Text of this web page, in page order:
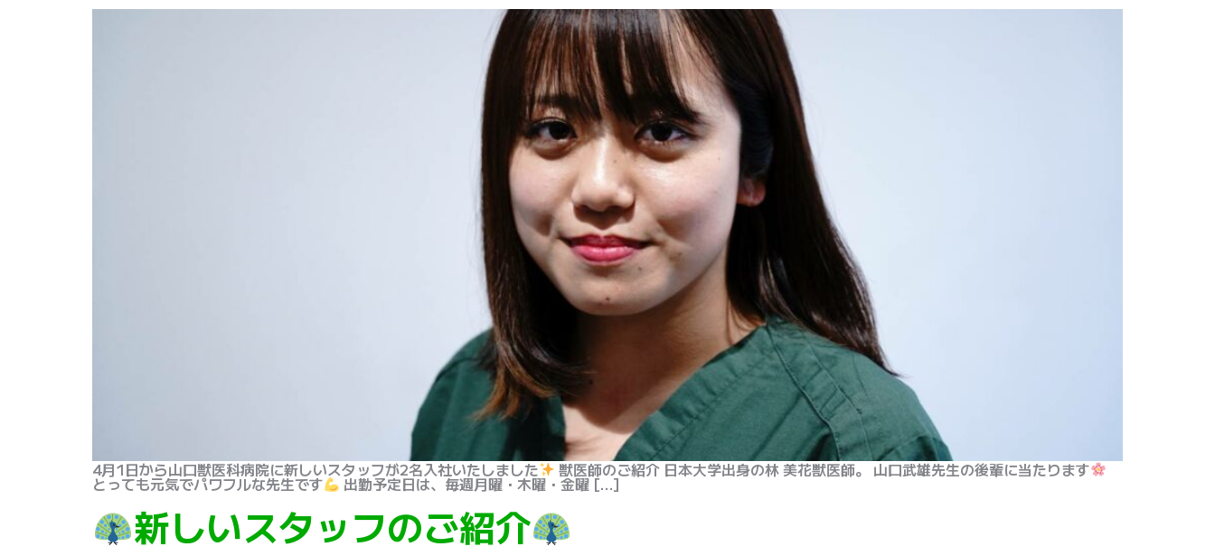
4月1日から山口獣医科病院に新しいスタッフが2名入社いたしました 獣医師のご紹介 日本大学出身の林 美花獣医師。 山口武雄先生の後輩に当たります
とっても元気でパワフルな先生です 出勤予定日は、毎週月曜・木曜・金曜 […]
新しいスタッフのご紹介